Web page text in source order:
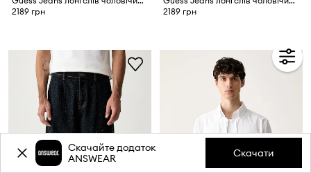
2189 грн
2189 грн
Скачайте додаток
ANSWEAR
Скачати